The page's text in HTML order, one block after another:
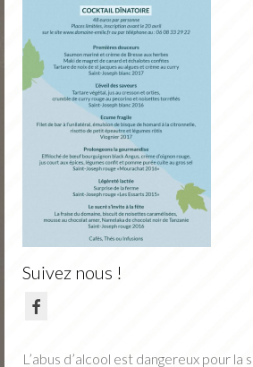
Nos fruits
Jus de fruits
Actu
Portes Ouvertes Novembre
Tarifs / Commande
Contact
Suivez nous !
L’abus d’alcool est dangereux pour la